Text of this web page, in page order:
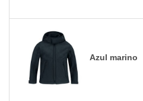
Azul marino